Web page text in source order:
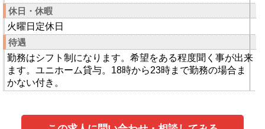
休日・休暇
火曜日定休日
待遇
勤務はシフト制になります。希望をある程度聞く事が出来
ます。ユニホーム貸与。18時から23時まで勤務の場合ま
かない付き。